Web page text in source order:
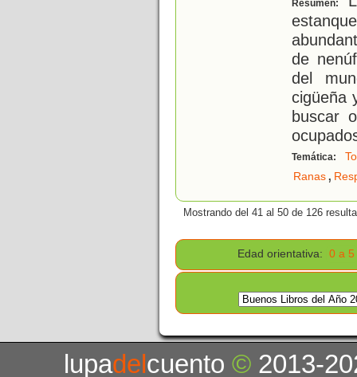
Resumen:
de
del
cigüeña
buscar
Temática:
Ranas,
Mostrando del 41 al 50 de 126
Edad orientativa: 0 a 5
lupadelcuento© 2013-